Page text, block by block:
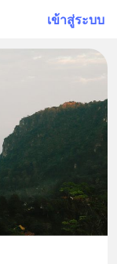
เข้าสู่ระบบ